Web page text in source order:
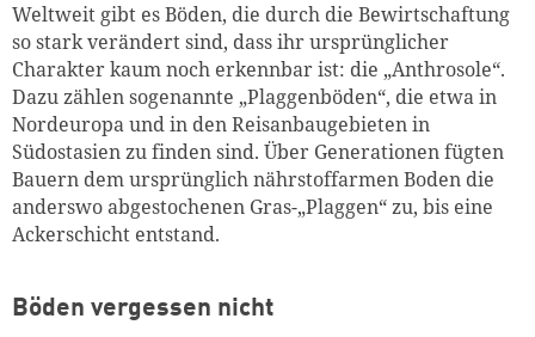
Weltweit gibt es Böden, die durch die Bewirtschaftung
so stark verändert sind, dass ihr ursprünglicher
Charakter kaum noch erkennbar ist: die „Anthrosole“.
Dazu zählen sogenannte „Plaggenböden“, die etwa in
Nordeuropa und in den Reisanbaugebieten in
Südostasien zu finden sind. Über Generationen fügten
Bauern dem ursprünglich nährstoffarmen Boden die
anderswo abgestochenen Gras-„Plaggen“ zu, bis eine
Ackerschicht entstand.
Böden vergessen nicht
Zum Warenkorb
weiter lesen